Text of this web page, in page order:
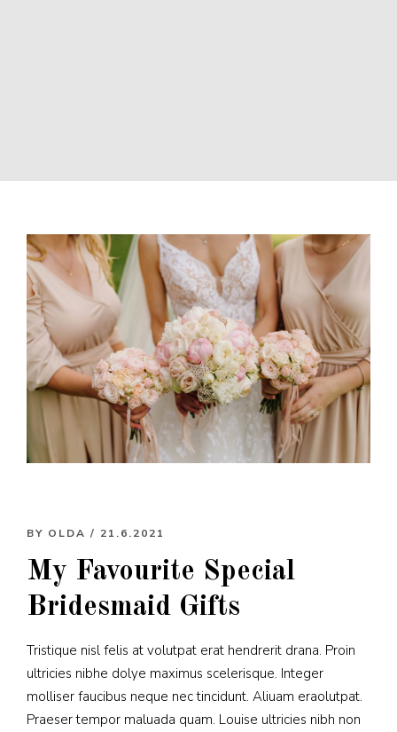
BY OLDA / 21.6.2021
My Favourite Special
Bridesmaid Gifts
Tristique nisl felis at volutpat erat hendrerit drana. Proin
ultricies nibhe dolye maximus scelerisque. Integer
molliser faucibus neque nec tincidunt. Aliuam eraolutpat.
Praeser tempor maluada quam. Louise ultricies nibh non